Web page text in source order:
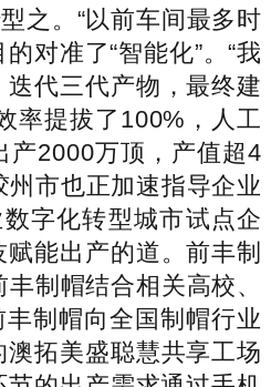
之。“以前车间最多时
对准了“智能化”。“我
代三代产物，最终建
率提拔了100%，人工
产2000万顶，产值超4
市也正加速指导企业
字化转型城市试点企
能出产的道。前丰制
制帽结合相关高校、
制帽向全国制帽行业
拓美盛聪慧共享工场